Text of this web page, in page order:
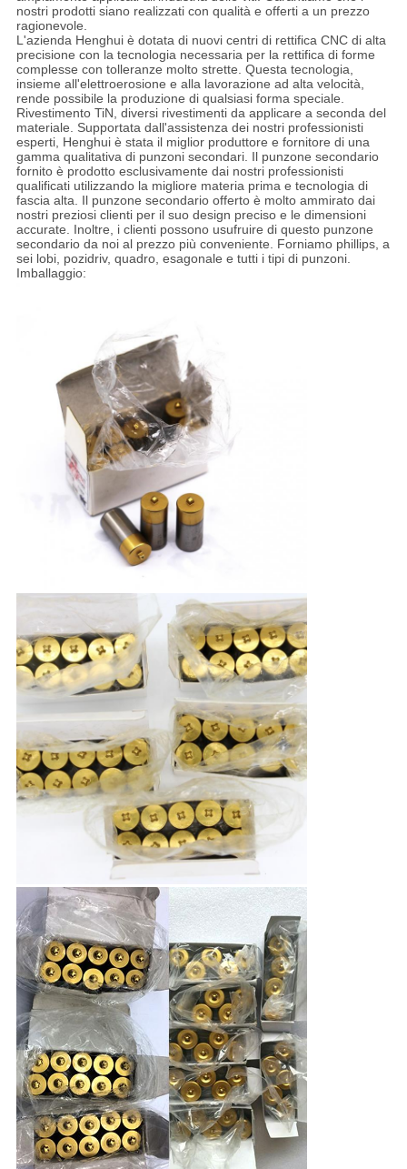
nostri prodotti siano realizzati con qualità e offerti a un prezzo
ragionevole.
L'azienda Henghui è dotata di nuovi centri di rettifica CNC di alta
precisione con la tecnologia necessaria per la rettifica di forme
complesse con tolleranze molto strette. Questa tecnologia,
insieme all'elettroerosione e alla lavorazione ad alta velocità,
rende possibile la produzione di qualsiasi forma speciale.
Rivestimento TiN, diversi rivestimenti da applicare a seconda del
materiale. Supportata dall'assistenza dei nostri professionisti
esperti, Henghui è stata il miglior produttore e fornitore di una
gamma qualitativa di punzoni secondari. Il punzone secondario
fornito è prodotto esclusivamente dai nostri professionisti
qualificati utilizzando la migliore materia prima e tecnologia di
fascia alta. Il punzone secondario offerto è molto ammirato dai
nostri preziosi clienti per il suo design preciso e le dimensioni
accurate. Inoltre, i clienti possono usufruire di questo punzone
secondario da noi al prezzo più conveniente. Forniamo phillips, a
sei lobi, pozidriv, quadro, esagonale e tutti i tipi di punzoni.
Imballaggio: